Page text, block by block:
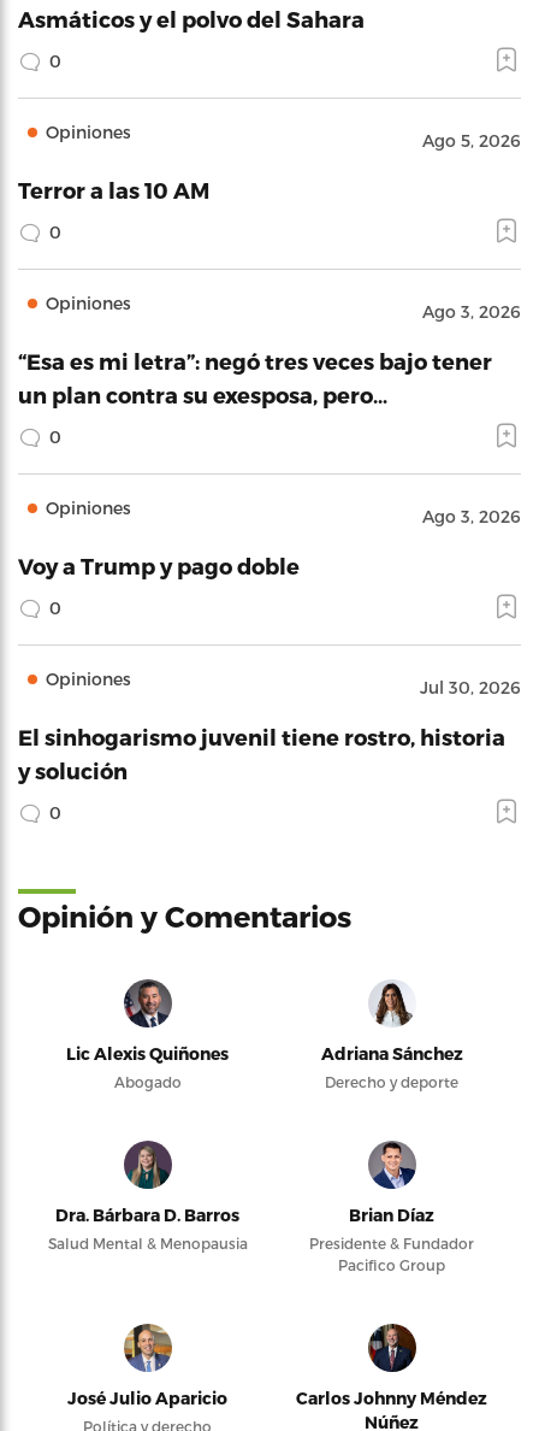
Asmáticos y el polvo del Sahara
0
Opiniones Ago 5, 2026
Terror a las 10 AM
0
Opiniones Ago 3, 2026
“Esa es mi letra”: negó tres veces bajo tener
un plan contra su exesposa, pero…
0
Opiniones Ago 3, 2026
Voy a Trump y pago doble
0
Opiniones Jul 30, 2026
El sinhogarismo juvenil tiene rostro, historia
y solución
0
Opinión y Comentarios
Lic Alexis Quiñones
Abogado
Adriana Sánchez
Derecho y deporte
Dra. Bárbara D. Barros
Salud Mental & Menopausia
Brian Díaz
Presidente & Fundador
Pacifico Group
José Julio Aparicio
Política y derecho
Carlos Johnny Méndez
Núñez